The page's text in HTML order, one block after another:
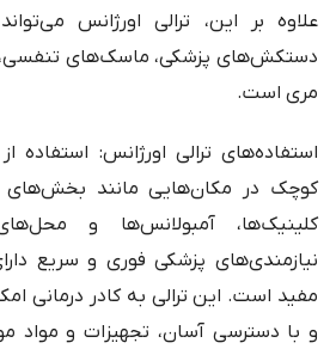
علاوه بر این، ترالی اورژانس
دستکش‌های پزشکی، ماسک‌های
مری است.
کوچک در مکان‌هایی مانند بخش‌های
کلینیک‌ها، آمبولانس‌ها و
نیازمندی‌های پزشکی فوری و سریع
مفید است. این ترالی به کادر درمانی
و با دسترسی آسان، تجهیزات و مواد